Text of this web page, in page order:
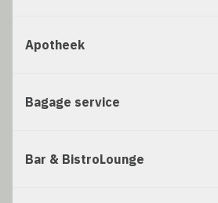
Apotheek
Bagage service
Bar & BistroLounge